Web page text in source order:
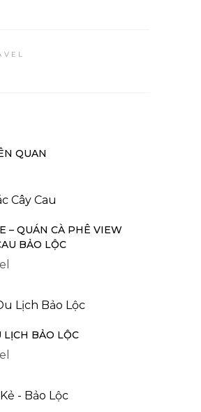
QUAN
– QUÁN CÀ PHÊ VIEW
BẢO LỘC
BẢO LỘC